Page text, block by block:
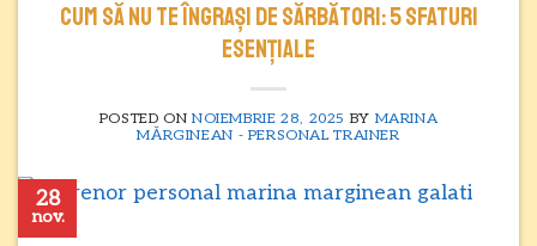
Cum să nu te îngrași de sărbători: 5 sfaturi
esențiale
POSTED ON NOIEMBRIE 28, 2025 BY MARINA
MĂRGINEAN - PERSONAL TRAINER
28
nov.